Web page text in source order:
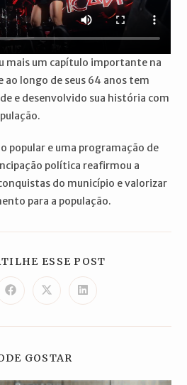
mais um capítulo importante na
longo de seus 64 anos tem
e desenvolvido sua história com
popular e uma programação de
política reafirmou a
do município e valorizar
para a população.
ESSE POST
Abre
em
nova
Abre
em
nova
Abre
em
nova
GOSTAR